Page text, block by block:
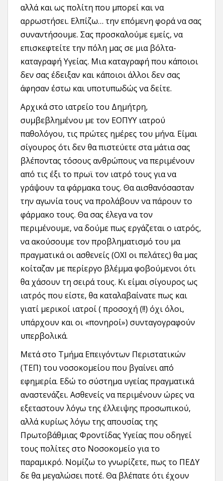
αλλά και ως πολίτη που μπορεί και να
αρρωστήσει. Ελπίζω… την επόμενη φορά να σας
συναντήσουμε. Σας προσκαλούμε εμείς, να
επισκεφτείτε την πόλη μας σε μια βόλτα-
καταγραφή Υγείας. Μια καταγραφή που κάποιοι
δεν σας έδειξαν και κάποιοι άλλοι δεν σας
άφησαν έστω και υποτυπωδώς να δείτε.
Αρχικά στο ιατρείο του Δημήτρη,
συμβεβλημένου με τον ΕΟΠΥΥ ιατρού
παθολόγου, τις πρώτες ημέρες του μήνα. Είμαι
σίγουρος ότι δεν θα πιστεύετε στα μάτια σας
βλέποντας τόσους ανθρώπους να περιμένουν
από τις έξι το πρωϊ τον ιατρό τους για να
γράψουν τα φάρμακα τους. Θα αισθανόσασταν
την αγωνία τους να προλάβουν να πάρουν το
φάρμακο τους. Θα σας έλεγα να τον
περιμένουμε, να δούμε πως εργάζεται ο ιατρός,
να ακούσουμε τον προβληματισμό του μα
πραγματικά οι ασθενείς (ΟΧΙ οι πελάτες) θα μας
κοίταζαν με περίεργο βλέμμα φοβούμενοι ότι
θα χάσουν τη σειρά τους. Κι είμαι σίγουρος ως
ιατρός που είστε, θα καταλαβαίνατε πως και
γιατί μερικοί ιατροί ( προσοχή (!!) όχι όλοι,
υπάρχουν και οι «πονηροί») συνταγογραφούν
υπερβολικά.
Μετά στο Τμήμα Επειγόντων Περιστατικών
(ΤΕΠ) του νοσοκομείου που βγαίνει από
εφημερία. Εδώ το σύστημα υγείας πραγματικά
αναστενάζει. Ασθενείς να περιμένουν ώρες να
εξεταστουν λόγω της έλλειψης προσωπικού,
αλλά κυρίως λόγω της απουσίας της
Πρωτοβάθμιας Φροντίδας Υγείας που οδηγεί
τους πολίτες στο Νοσοκομείο για το
παραμικρό. Νομίζω το γνωρίζετε, πως το ΠΕΔΥ
δε θα μεγαλώσει ποτέ. Θα βλέπατε ότι έχουν